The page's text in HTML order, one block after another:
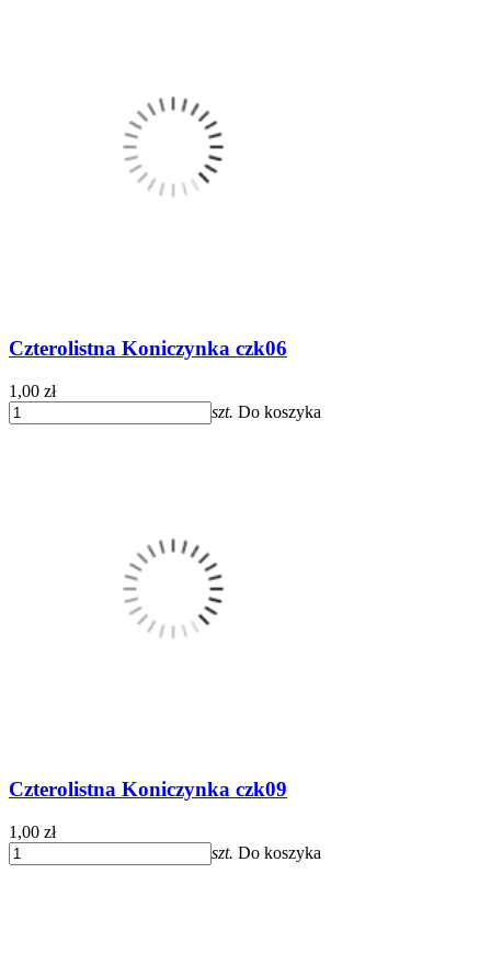
Czterolistna Koniczynka czk06
1,00 zł
szt. Do koszyka
Czterolistna Koniczynka czk09
1,00 zł
szt. Do koszyka